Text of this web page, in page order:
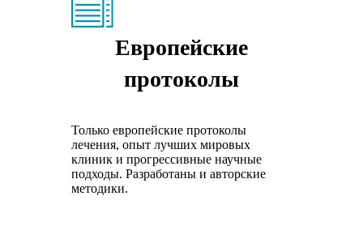
Европейские
протоколы
Только европейские протоколы
лечения, опыт лучших мировых
клиник и прогрессивные научные
подходы. Разработаны и авторские
методики.